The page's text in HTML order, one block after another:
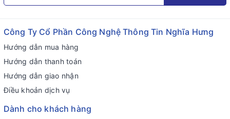
Công Ty Cổ Phần Công Nghệ Thông Tin Nghĩa Hưng
Hướng dẫn mua hàng
Hướng dẫn thanh toán
Hướng dẫn giao nhận
Điều khoản dịch vụ
Dành cho khách hàng